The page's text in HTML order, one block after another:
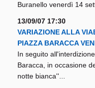
Buranello venerdì 14
13/09/07 17:30
VARIAZIONE ALLA
PIAZZA BARACCA
In seguito
Baracca, in occasione
notte bianca''...